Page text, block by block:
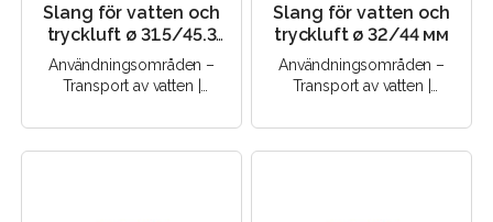
Slang för vatten och
tryckluft ø 31.5/45.3
мм
Användningsområden –
Transport av vatten |
Slang för vatten och
tryckluft ø 32/44 мм
Användningsområden –
Transport av vatten |